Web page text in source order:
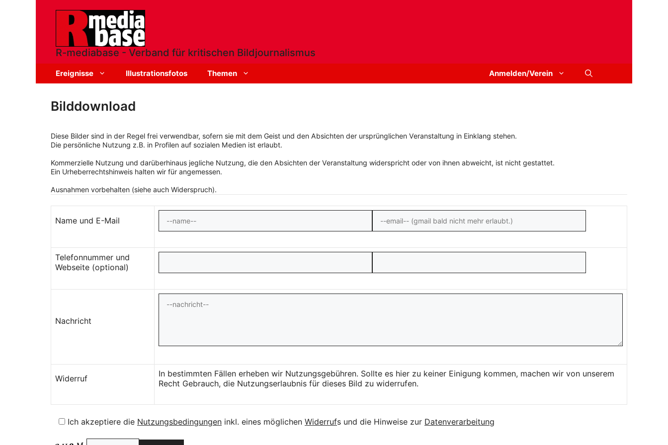
R-mediabase - Verband für kritischen Bildjournalismus
Ereignisse Illustrationsfotos Themen Anmelden/Verein
Bilddownload
Diese Bilder sind in der Regel frei verwendbar, sofern sie mit dem Geist und den Absichten der ursprünglichen Veranstaltung in Einklang stehen.
Die persönliche Nutzung z.B. in Profilen auf sozialen Medien ist erlaubt.
Kommerzielle Nutzung und darüberhinaus jegliche Nutzung, die den Absichten der Veranstaltung widerspricht oder von ihnen abweicht, ist nicht gestattet.
Ein Urheberrechtshinweis halten wir für angemessen.
Ausnahmen vorbehalten (siehe auch Widerspruch).
Name und E-Mail
Telefonnummer und
Webseite (optional)
Nachricht
Widerruf
In bestimmten Fällen erheben wir Nutzungsgebühren. Sollte es hier zu keiner Einigung kommen, machen wir von unserem
Recht Gebrauch, die Nutzungserlaubnis für dieses Bild zu widerrufen.
Ich akzeptiere die Nutzungsbedingungen inkl. eines möglichen Widerrufs und die Hinweise zur Datenverarbeitung